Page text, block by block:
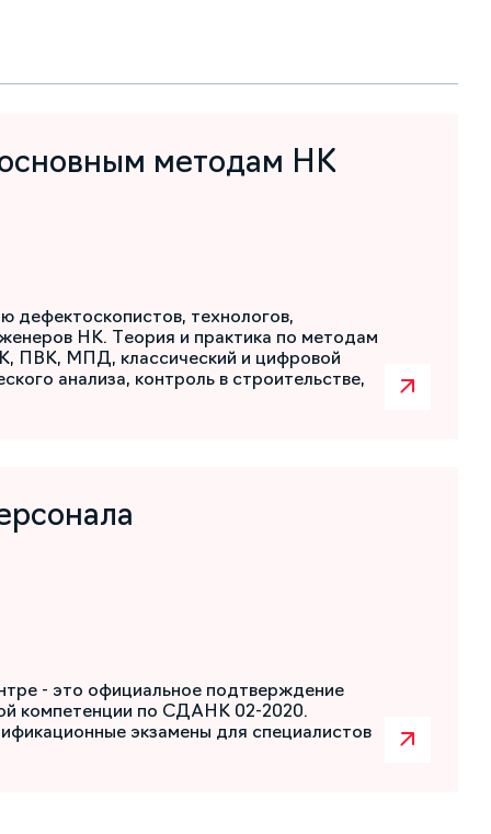
методам НК
дефектоскопистов, технологов,
НК. Теория и практика по методам
ПВК, МПД, классический и цифровой
анализа, контроль в строительстве,
- это официальное подтверждение
компетенции по СДАНК 02-2020.
экзамены для специалистов